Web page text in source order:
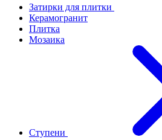
Затирки для плитки
Керамогранит
Плитка
Мозаика
Ступени